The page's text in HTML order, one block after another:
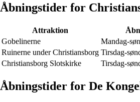
Åbningstider for
Attraktion
Gobelinerne
Mandag-
Ruinerne under Christiansborg Tirsdag-
Christiansborg Slotskirke
Tirsdag-
Åbningstider for De